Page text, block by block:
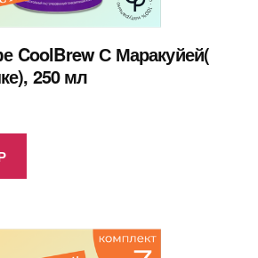
CoolBrew С Маракуйей(
250 мл